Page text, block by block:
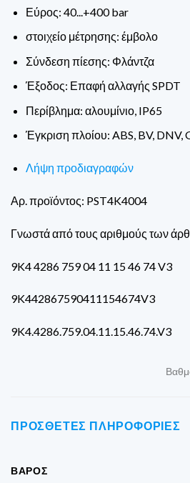
Εύρος: 40...+400 bar
στοιχείο μέτρησης: έμβολο
Σύνδεση πίεσης: Φλάντζα
Έξοδος: Επαφή αλλαγής SPDT
Περίβλημα: αλουμίνιο, IP65
Έγκριση πλοίου: ABS, BV, DNV,
Λήψη προδιαγραφών
Αρ. προϊόντος: PST4K4004
Γνωστά από τους αριθμούς των
9K4 4286 759 04 11 15 46 74 V3
9K442867590411154674V3
9K4.4286.759.04.11.15.46.74.V3
ΠΡΌΣΘΕΤΕΣ ΠΛΗΡΟΦΟΡΊΕΣ
ΒΆΡΟΣ